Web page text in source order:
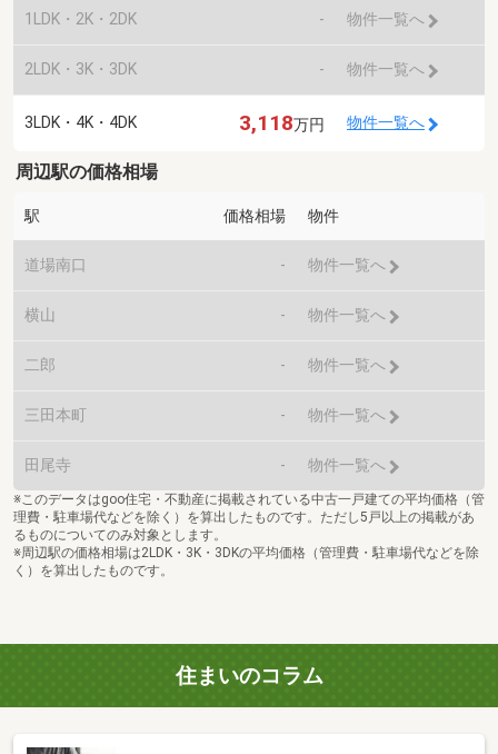
1LDK・2K・2DK - 物件一覧へ
2LDK・3K・3DK - 物件一覧へ
3LDK・4K・4DK 3,118万円 物件一覧へ
周辺駅の価格相場
駅 価格相場 物件
道場南口 - 物件一覧へ
横山 - 物件一覧へ
二郎 - 物件一覧へ
三田本町 - 物件一覧へ
田尾寺 - 物件一覧へ
※このデータはgoo住宅・不動産に掲載されている中古一戸建ての平均価格（管
理費・駐車場代などを除く）を算出したものです。ただし5戸以上の掲載があ
るものについてのみ対象とします。
※周辺駅の価格相場は2LDK・3K・3DKの平均価格（管理費・駐車場代などを除
く）を算出したものです。
住まいのコラム